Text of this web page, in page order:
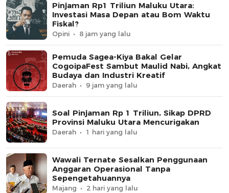
Pinjaman Rp1 Triliun Maluku Utara:
Investasi Masa Depan atau Bom Waktu
Fiskal?
Opini 8 jam yang lalu
Pemuda Sagea-Kiya Bakal Gelar
CogoipaFest Sambut Maulid Nabi, Angkat
Budaya dan Industri Kreatif
Daerah 9 jam yang lalu
Soal Pinjaman Rp 1 Triliun, Sikap DPRD
Provinsi Maluku Utara Mencurigakan
Daerah 1 hari yang lalu
Wawali Ternate Sesalkan Penggunaan
Anggaran Operasional Tanpa
Sepengetahuannya
Majang 2 hari yang lalu